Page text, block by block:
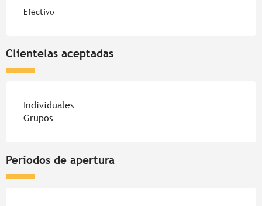
Efectivo
Clientelas aceptadas
Individuales
Grupos
Periodos de apertura